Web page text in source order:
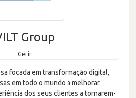
Group
Gerir
focada em transformação digital,
em todo o mundo a melhorar
dos seus clientes a tornarem-